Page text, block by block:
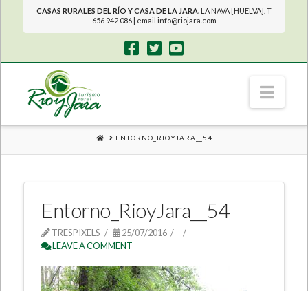
CASAS RURALES DEL RÍO Y CASA DE LA JARA. LA NAVA [HUELVA]. T
656 942 086| email info@riojara.com
HOMEENTORNO_RIOYJARA__54
Entorno_RioyJara__54
TRESPIXELS
25/07/2016
LEAVE A COMMENT